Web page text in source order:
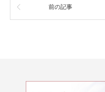
前の記事